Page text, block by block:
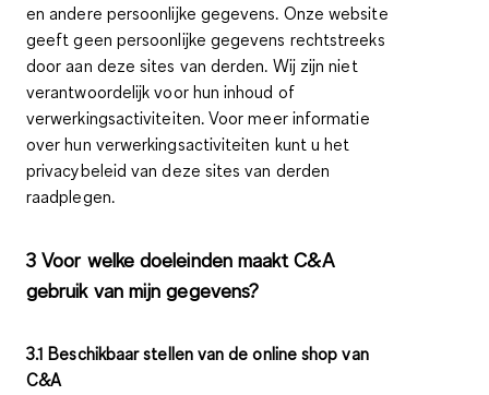
en andere persoonlijke gegevens. Onze website
geeft geen persoonlijke gegevens rechtstreeks
door aan deze sites van derden. Wij zijn niet
verantwoordelijk voor hun inhoud of
verwerkingsactiviteiten. Voor meer informatie
over hun verwerkingsactiviteiten kunt u het
privacybeleid van deze sites van derden
raadplegen.
3 Voor welke doeleinden maakt C&A
gebruik van mijn gegevens?
3.1 Beschikbaar stellen van de online shop van
C&A